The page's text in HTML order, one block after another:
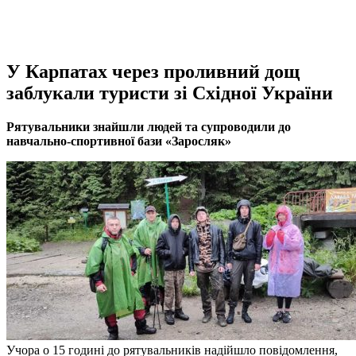
У Карпатах через проливний дощ
заблукали туристи зі Східної України
Рятувальники знайшли людей та супроводили до
навчально-спортивної бази «Заросляк»
Учора о 15 годині до рятувальників надійшло повідомлення,